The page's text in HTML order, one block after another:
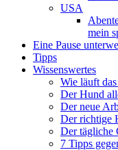
USA
mein
Eine Pause
Tipps
Wissenswertes
Wie läuft
Der Hund
Der neue
Der richtige
Der tägliche
7 Tipps